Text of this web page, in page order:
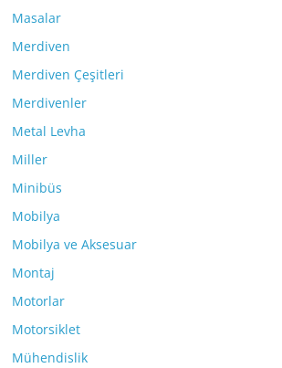
Masalar
Merdiven
Merdiven Çeşitleri
Merdivenler
Metal Levha
Miller
Minibüs
Mobilya
Mobilya ve Aksesuar
Montaj
Motorlar
Motorsiklet
Mühendislik